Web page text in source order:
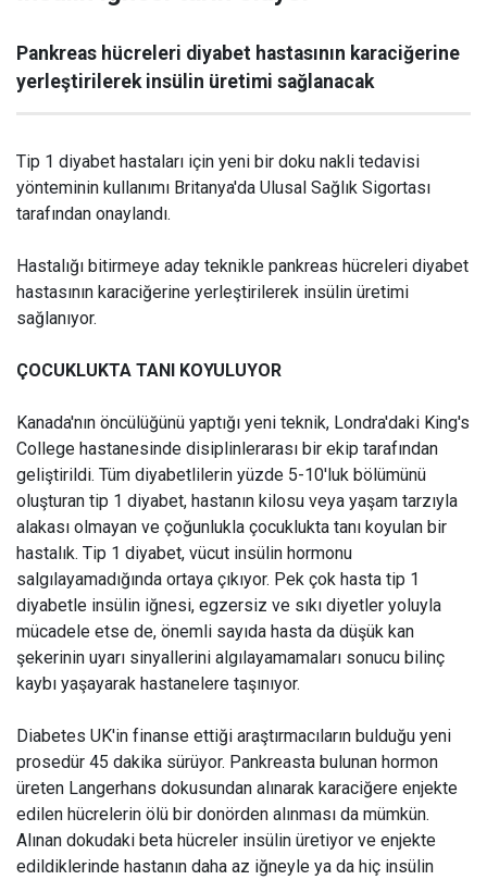
Pankreas hücreleri diyabet hastasının karaciğerine
yerleştirilerek insülin üretimi sağlanacak
Tip 1 diyabet hastaları için yeni bir doku nakli tedavisi
yönteminin kullanımı Britanya'da Ulusal Sağlık Sigortası
tarafından onaylandı.
Hastalığı bitirmeye aday teknikle pankreas hücreleri diyabet
hastasının karaciğerine yerleştirilerek insülin üretimi
sağlanıyor.
ÇOCUKLUKTA TANI KOYULUYOR
Kanada'nın öncülüğünü yaptığı yeni teknik, Londra'daki King's
College hastanesinde disiplinlerarası bir ekip tarafından
geliştirildi. Tüm diyabetlilerin yüzde 5-10'luk bölümünü
oluşturan tip 1 diyabet, hastanın kilosu veya yaşam tarzıyla
alakası olmayan ve çoğunlukla çocuklukta tanı koyulan bir
hastalık. Tip 1 diyabet, vücut insülin hormonu
salgılayamadığında ortaya çıkıyor. Pek çok hasta tip 1
diyabetle insülin iğnesi, egzersiz ve sıkı diyetler yoluyla
mücadele etse de, önemli sayıda hasta da düşük kan
şekerinin uyarı sinyallerini algılayamamaları sonucu bilinç
kaybı yaşayarak hastanelere taşınıyor.
Diabetes UK'in finanse ettiği araştırmacıların bulduğu yeni
prosedür 45 dakika sürüyor. Pankreasta bulunan hormon
üreten Langerhans dokusundan alınarak karaciğere enjekte
edilen hücrelerin ölü bir donörden alınması da mümkün.
Alınan dokudaki beta hücreler insülin üretiyor ve enjekte
edildiklerinde hastanın daha az iğneyle ya da hiç insülin